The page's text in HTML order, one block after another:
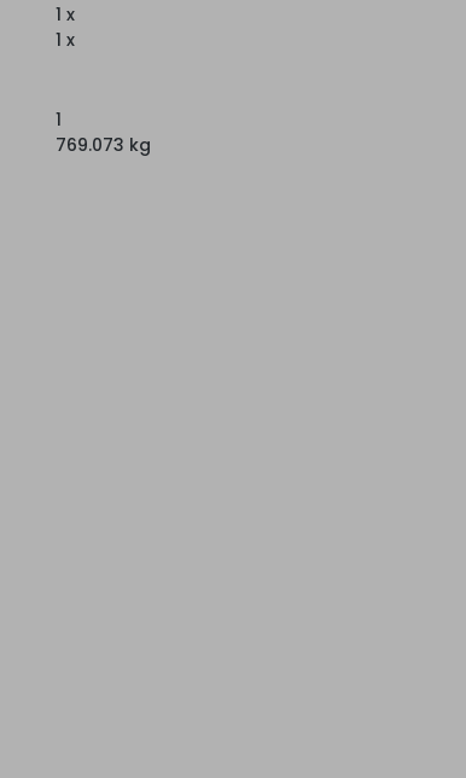
1 x
1 x
1
769.073 kg